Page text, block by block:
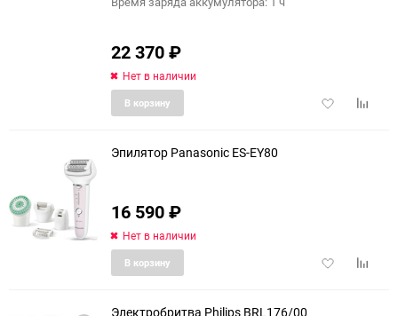
22 370₽
Нет в наличии
Добавить
В корзину
Эпилятор Panasonic ES-EY80
16 590₽
Нет в наличии
Добавить
В корзину
Электробритва Philips BRL176/00